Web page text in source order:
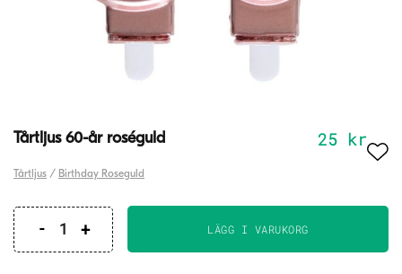
Tårtljus 60-år roséguld 25 kr
Tårtljus / Birthday Roseguld
Tårtljus
LÄGG I VARUKORG